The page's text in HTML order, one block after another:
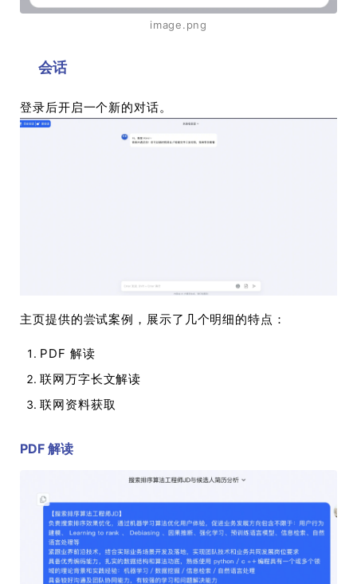
image.png
会话
登录后开启一个新的对话。
主页提供的尝试案例，展示了几个明细的特点：
PDF 解读
联网万字长文解读
联网资料获取
PDF 解读